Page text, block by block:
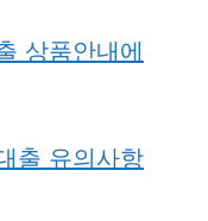
상품안내에
출 유의사항